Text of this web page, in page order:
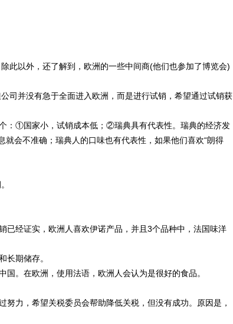
此以外，还了解到，欧洲的一些中间商(他们也参加了博览会)
司并没有急于全面进入欧洲，而是进行试销，希望通过试销获
：①国家小，试销成本低；②瑞典具有代表性。瑞典的经济发
会不准确；瑞典人的口味也有代表性，如果他们喜欢“朗得
经证实，欧洲人喜欢伊诺产品，并且3个品种中，法国味洋
长期储存。
。在欧洲，使用法语，欧洲人会认为是很好的食品。
力，希望关税委员会帮助降低关税，但没有成功。原因是，